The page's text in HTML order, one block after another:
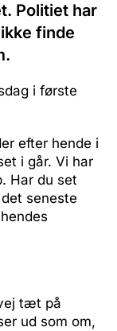
Politiet har
finde
i første
efter hende i
i går. Vi har
Har du set
seneste
tæt på
ud som om,